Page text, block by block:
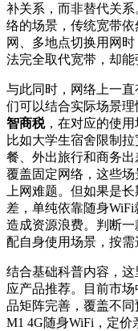
补关系，而非替代关
络的场景，传统宽带
网、多地点切换用网
法完全取代宽带，却能
与此同时，网络上一
们可以结合实际场景理
智商税，在对应的使用
比如大学生宿舍限制
餐、外出旅行和商务
覆盖固定网络，这些
上网难题。但如果是
差，单纯依靠随身
造成资源浪费。判断
配自身使用场景，按需
结合基础科普内容，
应产品推荐。目前市
品矩阵完善，覆盖不
M1 4G随身WiFi，定